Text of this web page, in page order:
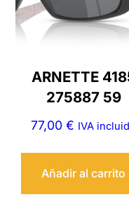
ARNETTE
275887 59
77,00€ IVA
Añadir al carrito